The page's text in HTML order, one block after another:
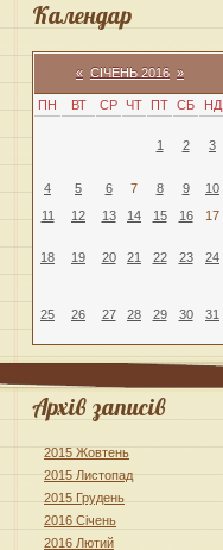
Календар
« СІЧЕНЬ 2016 »
ПН ВТ СР ЧТ ПТ СБ НД
1 2 3
4 5 6 7 8 9
10
11
12 13 14 15 16 17
18 19 20 21 22 23 24
25 26 27 28 29 30 31
Архів записів
2015 Жовтень
2015 Листопад
2015 Грудень
2016 Січень
2016 Лютий